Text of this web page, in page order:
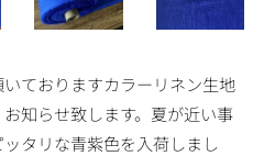
ておりますカラーリネン生地
知らせ致します。夏が近い事
タリな青紫色を入荷しまし